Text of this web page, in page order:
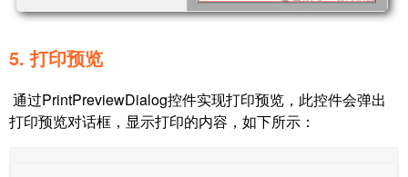
5. 打印预览
通过PrintPreviewDialog控件实现打印预览，此控件会弹出
打印预览对话框，显示打印的内容，如下所示：